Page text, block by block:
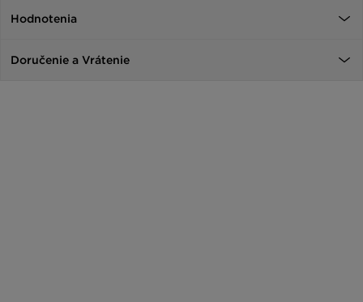
Hodnotenia
Doručenie a Vrátenie